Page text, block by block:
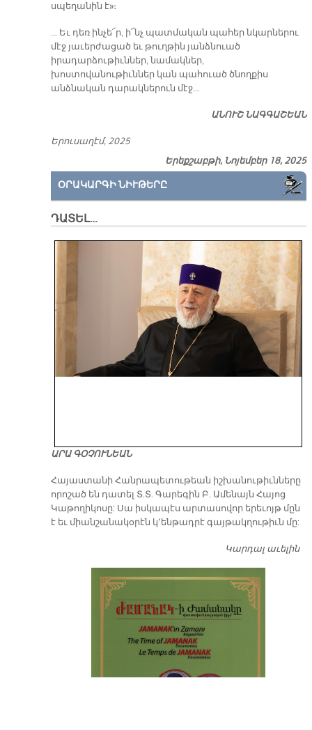
սպեղանին է»։
… Եւ դեռ ինչե՜ր, ի՜նչ պատմական պահեր նկարներու
մէջ յաւերժացած եւ թուղթին յանձնուած
իրադարձութիւններ, նամակներ,
խոստովանութիւններ կան պահուած ծնողքիս
անձնական դարակներուն մէջ…
ԱՆՈՒՇ ՆԱԳԳԱՇԵԱՆ
Երուսաղէմ, 2025
Երեքշաբթի, Նոյեմբեր 18, 2025
ՕՐԱԿԱՐԳԻ ՆԻՒԹԵՐԸ
ԴԱՏԵԼ…
ԱՐԱ ԳՕՉՈՒՆԵԱՆ
​Հայաստանի Հանրապետութեան իշխանութիւնները
որոշած են դատել Տ.Տ. Գարեգին Բ. Ամենայն Հայոց
Կաթողիկոսը: Սա իսկապէս արտասովոր երեւոյթ մըն
է եւ միանշանակօրէն կ՚ենթադրէ գայթակղութիւն մը:
Կարդալ աւելին